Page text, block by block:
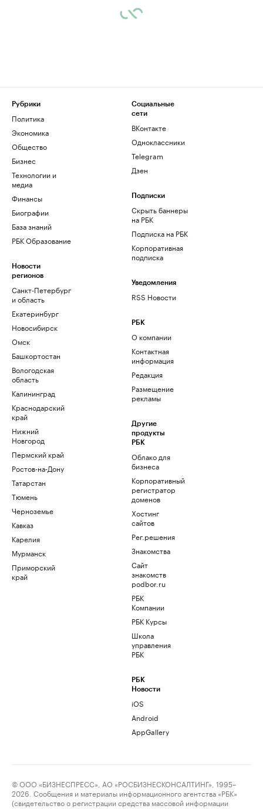
Рубрики
Политика
Экономика
Общество
Бизнес
Технологии и
медиа
Финансы
Биографии
База знаний
РБК Образование
Новости
регионов
Санкт-Петербург
и область
Екатеринбург
Новосибирск
Омск
Башкортостан
Вологодская
область
Калининград
Краснодарский
край
Нижний
Новгород
Пермский край
Ростов-на-Дону
Татарстан
Тюмень
Черноземье
Кавказ
Карелия
Мурманск
Приморский
край
Социальные
сети
ВКонтакте
Одноклассники
Telegram
Дзен
Подписки
Скрыть баннеры
на РБК
Подписка на РБК
Корпоративная
подписка
Уведомления
RSS Новости
РБК
О компании
Контактная
информация
Редакция
Размещение
рекламы
Другие
продукты
РБК
Облако для
бизнеса
Корпоративный
регистратор
доменов
Хостинг
сайтов
Рег.решения
Знакомства
Сайт
знакомств
podbor.ru
РБК
Компании
РБК Курсы
Школа
управления
РБК
РБК
Новости
iOS
Android
AppGallery
© ООО «БИЗНЕСПРЕСС», АО «РОСБИЗНЕСКОНСАЛТИНГ», 1995–
2026. Сообщения и материалы информационного агентства «РБК»
(свидетельство о регистрации средства массовой информации